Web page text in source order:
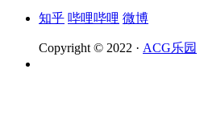
知乎 哔哩哔哩 微博
Copyright © 2022 · ACG乐园